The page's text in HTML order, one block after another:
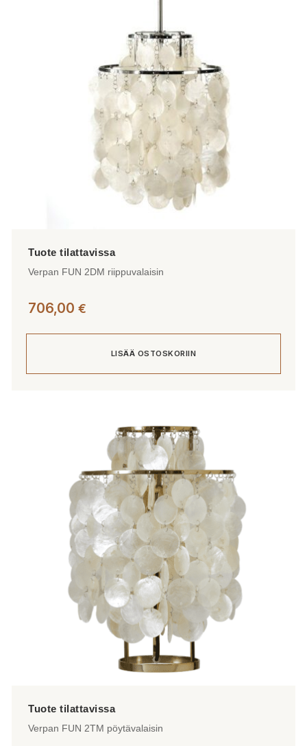
Verpan FUN 2DM riippuvalaisin
706,00 €
LISÄÄ OSTOSKORIIN
Verpan FUN 2TM pöytävalaisin